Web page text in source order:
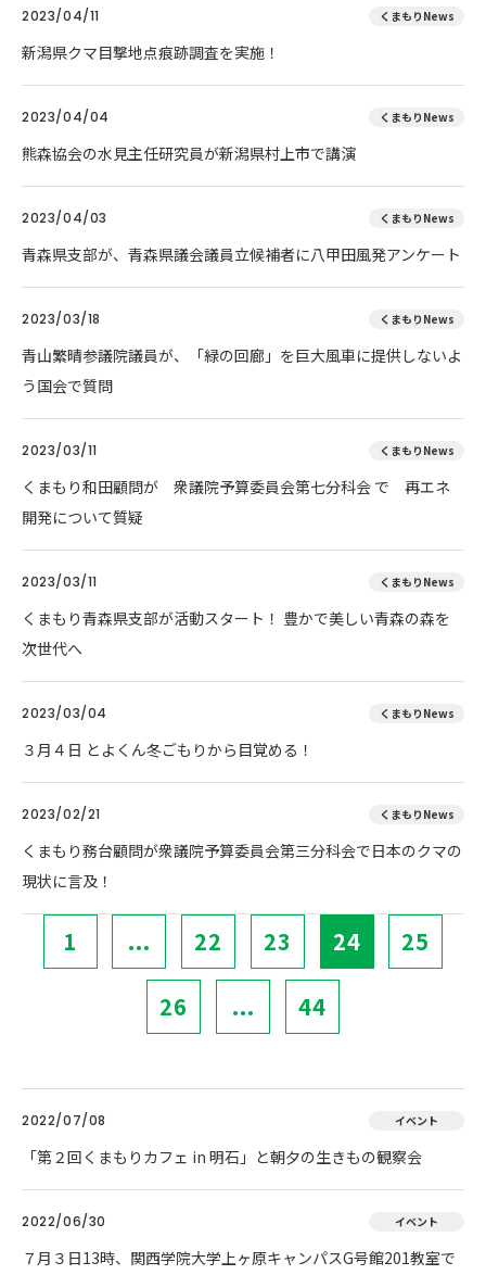
2023/04/11 くまもりNews
新潟県クマ目撃地点痕跡調査を実施！
2023/04/04 くまもりNews
熊森協会の水見主任研究員が新潟県村上市で講演
2023/04/03 くまもりNews
青森県支部が、青森県議会議員立候補者に八甲田風発アンケート
2023/03/18 くまもりNews
青山繁晴参議院議員が、「緑の回廊」を巨大風車に提供しないよ
う国会で質問
2023/03/11 くまもりNews
くまもり和田顧問が 衆議院予算委員会第七分科会 で 再エネ
開発について質疑
2023/03/11 くまもりNews
くまもり青森県支部が活動スタート！ 豊かで美しい青森の森を
次世代へ
2023/03/04 くまもりNews
３月４日 とよくん冬ごもりから目覚める！
2023/02/21 くまもりNews
くまもり務台顧問が衆議院予算委員会第三分科会で日本のクマの
現状に言及！
1 ... 22 23 24 25
26 ... 44
2022/07/08 イベント
「第２回くまもりカフェ in 明石」と朝夕の生きもの観察会
2022/06/30 イベント
７月３日13時、関西学院大学上ヶ原キャンパスG号館201教室で